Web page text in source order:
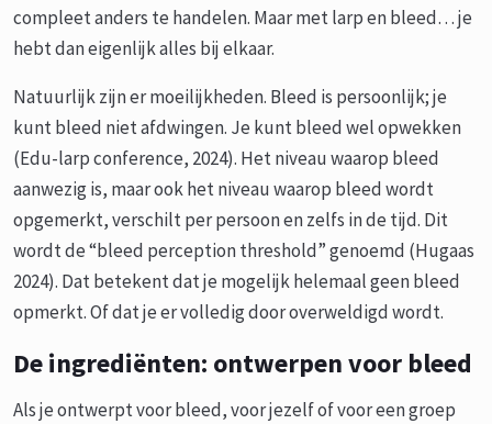
compleet anders te handelen. Maar met larp en bleed… je
hebt dan eigenlijk alles bij elkaar.
Natuurlijk zijn er moeilijkheden. Bleed is persoonlijk; je
kunt bleed niet afdwingen. Je kunt bleed wel opwekken
(Edu-larp conference, 2024). Het niveau waarop bleed
aanwezig is, maar ook het niveau waarop bleed wordt
opgemerkt, verschilt per persoon en zelfs in de tijd. Dit
wordt de “bleed perception threshold” genoemd (Hugaas
2024). Dat betekent dat je mogelijk helemaal geen bleed
opmerkt. Of dat je er volledig door overweldigd wordt.
De ingrediënten: ontwerpen voor bleed
Als je ontwerpt voor bleed, voor jezelf of voor een groep